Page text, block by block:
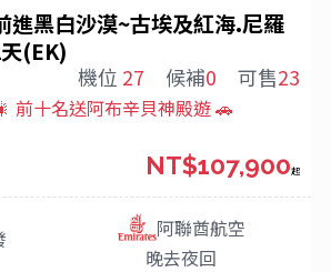
進黑白沙漠~古埃及紅海.尼羅
(EK)
機位 27 候補0 可售23
前十名送阿布辛貝神殿遊 🚗
阿聯酋航空
晚去夜回
NT$107,900起